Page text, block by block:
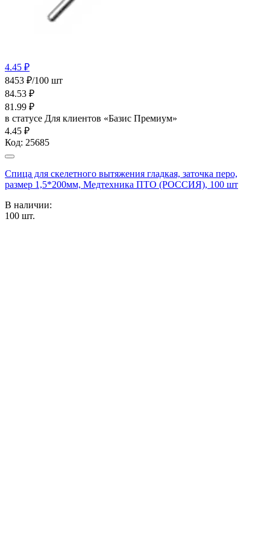
4.45 ₽
8453 ₽/100 шт
84.53 ₽
81.99 ₽
в статусе Для клиентов «Базис Премиум»
4.45 ₽
Код: 25685
Спица для скелетного вытяжения гладкая, заточка перо,
размер 1,5*200мм, Медтехника ПТО (РОССИЯ), 100 шт
В наличии:
100 шт.